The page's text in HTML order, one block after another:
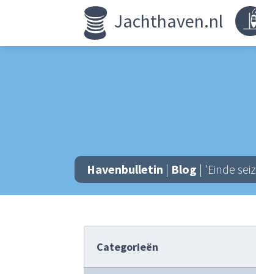
Jachthaven.nl
Havenbulletin | Blog | 'Einde
Categorieën